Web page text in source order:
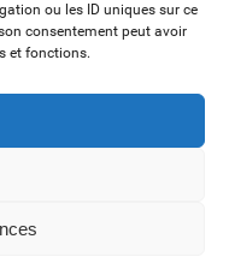
ou les ID uniques sur ce
consentement peut avoir
et fonctions.
!